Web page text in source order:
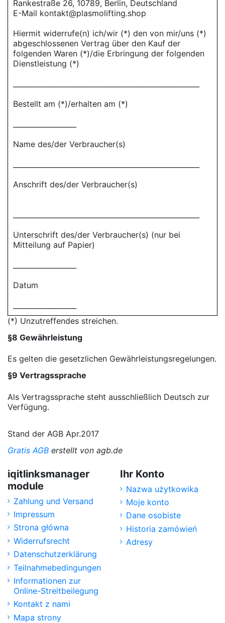
Rankestraße 26, 10789, Berlin, Deutschland
E-Mail kontakt@plasmolifting.shop
Hiermit widerrufe(n) ich/wir (*) den von mir/uns (*)
abgeschlossenen Vertrag über den Kauf der
folgenden Waren (*)/die Erbringung der folgenden
Dienstleistung (*)
Bestellt am (*)/erhalten am (*)
Name des/der Verbraucher(s)
Anschrift des/der Verbraucher(s)
Unterschrift des/der Verbraucher(s) (nur bei
Mitteilung auf Papier)
Datum
(*) Unzutreffendes streichen.
§8 Gewährleistung
Es gelten die gesetzlichen Gewährleistungsregelungen.
§9 Vertragssprache
Als Vertragssprache steht ausschließlich Deutsch zur
Verfügung.
Stand der AGB Apr.2017
Gratis AGB erstellt von agb.de
iqitlinksmanager
module
Zahlung und Versand
Impressum
Strona główna
Widerrufsrecht
Datenschutzerklärung
Teilnahmebedingungen
Informationen zur
Online-Streitbeilegung
Kontakt z nami
Mapa strony
Ihr Konto
Nazwa użytkowika
Moje konto
Dane osobiste
Historia zamówień
Adresy